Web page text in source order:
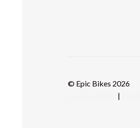
© Epic Bikes 2026